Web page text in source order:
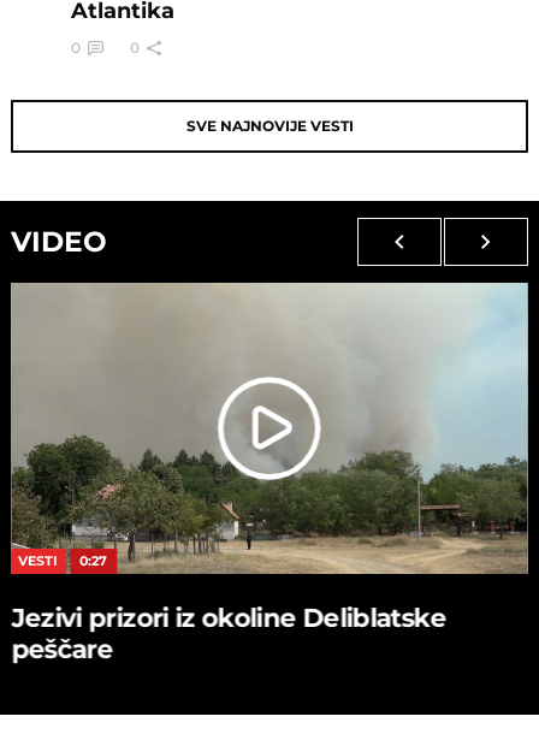
Atlantika
0 0
SVE NAJNOVIJE VESTI
VIDEO
VESTI 0:27
Jezivi prizori iz okoline Deliblatske
peščare